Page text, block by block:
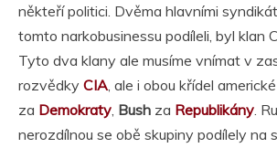
někteří politici. Dvěma hlavními
tomto narkobusinessu podíleli, byl klan
Tyto dva klany ale musíme vnímat v
rozvědky CIA , ale i obou křídel
za Demokraty Bush za Republikány .
nerozdílnou se obě skupiny podílely na